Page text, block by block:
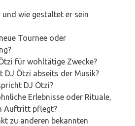
wie gestaltet er sein
Tournee oder
für wohltätige Zwecke?
DJ Ötzi abseits der Musik?
DJ Ötzi?
Erlebnisse oder Rituale,
Auftritt pflegt?
zu anderen bekannten